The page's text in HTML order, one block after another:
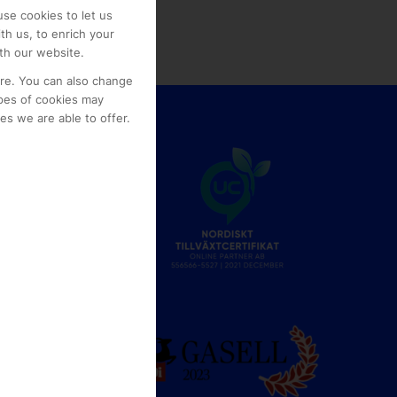
cookies to let us
us, to enrich your
our website.
You can also change
of cookies may
we are able to offer.